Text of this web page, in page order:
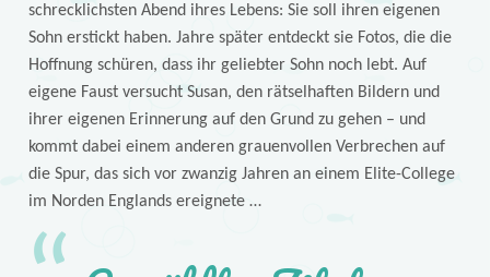
schrecklichsten Abend ihres Lebens: Sie soll ihren eigenen
Sohn erstickt haben. Jahre später entdeckt sie Fotos, die die
Hoffnung schüren, dass ihr geliebter Sohn noch lebt. Auf
eigene Faust versucht Susan, den rätselhaften Bildern und
ihrer eigenen Erinnerung auf den Grund zu gehen – und
kommt dabei einem anderen grauenvollen Verbrechen auf
die Spur, das sich vor zwanzig Jahren an einem Elite-College
im Norden Englands ereignete …